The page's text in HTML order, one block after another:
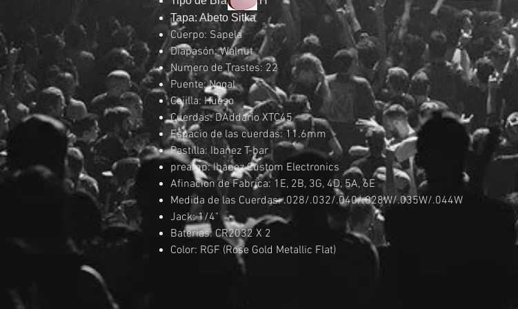
Tapa: Abeto Sitka
Cuerpo: Sapela
Diapasón: Walnut
Numero de Trastes: 22
Puente: Nogal
Cejilla: Hueso
Cuerdas: DAddario XTC45
Espacio de las cuerdas: 11.6mm
Pastilla: Ibanez T-bar
preamp: Ibanez Custom Electronics
Afinacion de Fabrica: 1E, 2B, 3G, 4D, 5A, 6E
Medida de las Cuerdas: .028/.032/.040/.028W/.035W/.044W
Jack: 1/4"
Baterias: CR2032 X 2
Color: RGF (Rose Gold Metallic Flat)